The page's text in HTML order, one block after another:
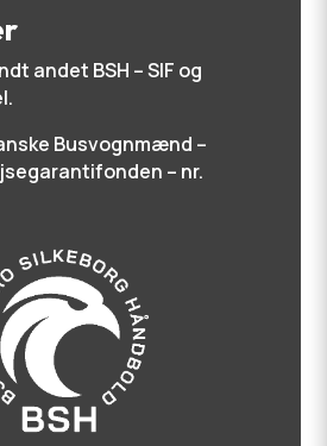
andet BSH – SIF og
Busvognmænd –
– nr.